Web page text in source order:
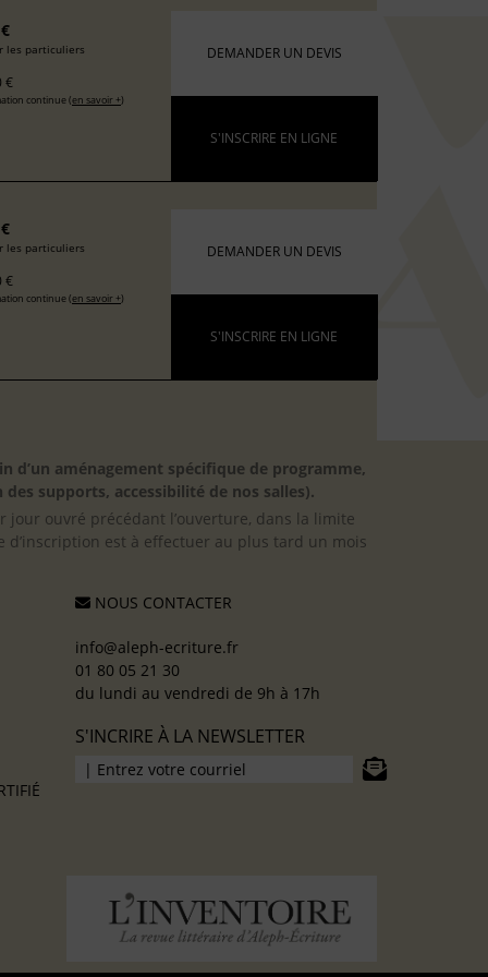
les particuliers
€
continue (en savoir +)
DEMANDER UN DEVIS
S'INSCRIRE EN LIGNE
les particuliers
€
continue (en savoir +)
DEMANDER UN DEVIS
S'INSCRIRE EN LIGNE
d’un aménagement spécifique de programme,
supports, accessibilité de nos salles).
jour ouvré précédant l’ouverture, dans la limite
est à effectuer au plus tard un mois
NOUS CONTACTER
info@aleph-ecriture.fr
01 80 05 21 30
du lundi au vendredi de 9h à 17h
S'INCRIRE À LA NEWSLETTER